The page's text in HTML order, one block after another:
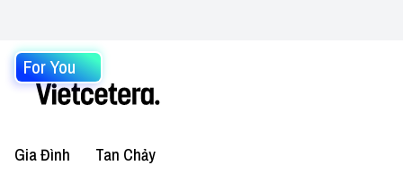
For You
Gia Đình Tan Chảy